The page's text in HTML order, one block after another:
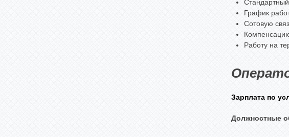
График
Сотовую
Работу на
Зарплата по
Должностные